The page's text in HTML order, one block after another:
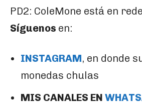
PD2: ColeMone está en
Síguenos en:
INSTAGRAM, en donde
monedas chulas
MIS CANALES EN